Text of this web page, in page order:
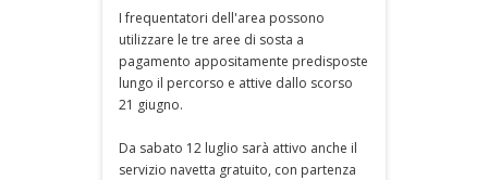
I frequentatori dell'area possono
utilizzare le tre aree di sosta a
pagamento appositamente predisposte
lungo il percorso e attive dallo scorso
21 giugno.
Da sabato 12 luglio sarà attivo anche il
servizio navetta gratuito, con partenza